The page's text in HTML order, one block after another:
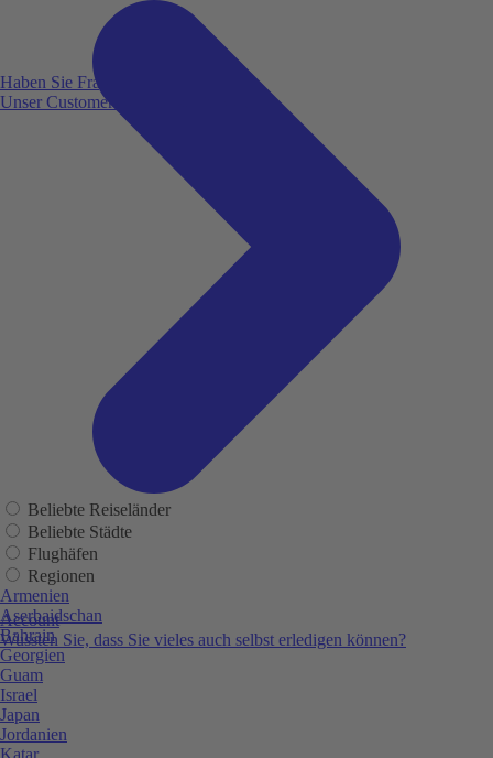
Haben Sie Fragen?
Unser Customer Service ist für Sie da!
Account
Wussten Sie, dass Sie vieles auch selbst erledigen können?
Beliebte Reiseländer
Beliebte Städte
Flughäfen
Regionen
Armenien
Aserbaidschan
Bahrain
Georgien
Guam
Israel
Japan
Jordanien
Katar